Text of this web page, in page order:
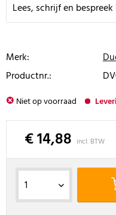
Lees, schrijf en
Merk:
Productnr.:
Niet op voorraad
€ 14,88 incl. BTW